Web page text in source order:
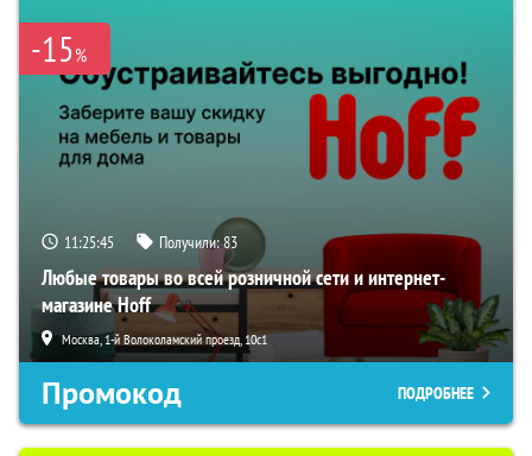
-15%
11:25:45 Получили:83
Любые товары во всей розничной сети и интернет-
магазине Hoff
Москва, 1-й Волоколамский проезд, 10с1
Промокод ПОДРОБНЕЕ